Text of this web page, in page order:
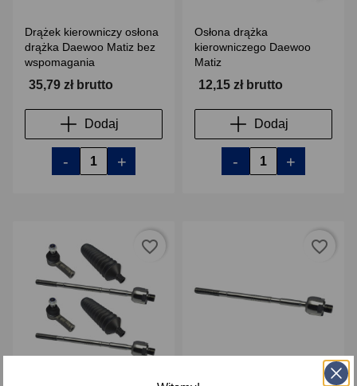
Drążek kierowniczy osłona
drążka Daewoo Matiz bez
wspomagania
35,79 zł brutto
Dodaj
- +
Osłona drążka
kierowniczego Daewoo
Matiz
12,15 zł brutto
Dodaj
- +
favorite_border favorite_border